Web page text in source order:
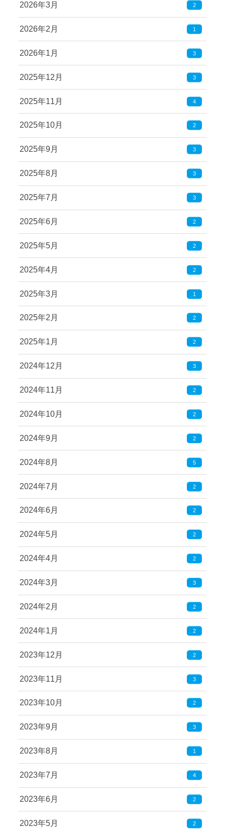
2026年3月 2
2026年2月 1
2026年1月 3
2025年12月 3
2025年11月 4
2025年10月 2
2025年9月 3
2025年8月 3
2025年7月 3
2025年6月 2
2025年5月 2
2025年4月 2
2025年3月 1
2025年2月 2
2025年1月 2
2024年12月 3
2024年11月 2
2024年10月 2
2024年9月 2
2024年8月 5
2024年7月 2
2024年6月 2
2024年5月 2
2024年4月 2
2024年3月 3
2024年2月 2
2024年1月 2
2023年12月 2
2023年11月 3
2023年10月 2
2023年9月 3
2023年8月 1
2023年7月 4
2023年6月 2
2023年5月 2